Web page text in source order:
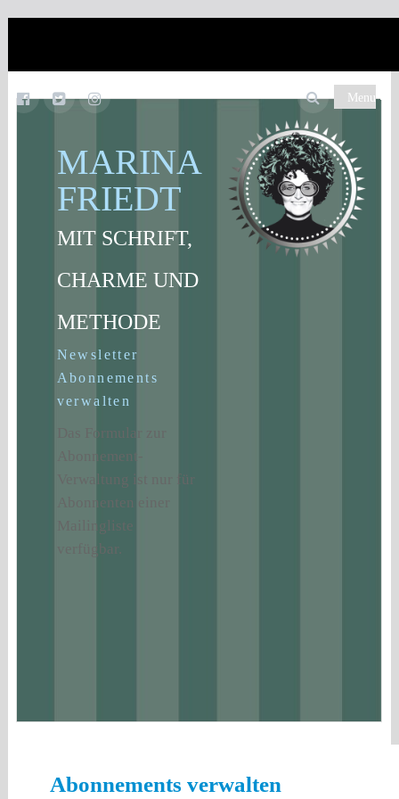
Menu
MARINA
FRIEDT
MIT SCHRIFT,
CHARME UND
METHODE
Newsletter
Abonnements
verwalten
Das Formular zur
Abonnement-
Verwaltung ist nur für
Abonnenten einer
Mailingliste
verfügbar.
Abonnements verwalten